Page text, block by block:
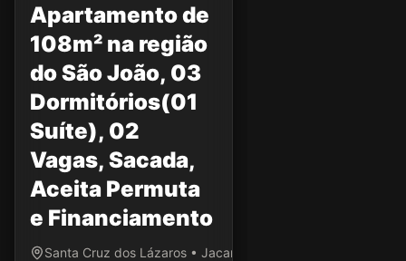
Apartamento de
108m² na região
do São João, 03
Dormitórios(01
Suíte), 02
Vagas, Sacada,
Aceita Permuta
e Financiamento
Santa Cruz dos Lázaros • Jacareí/SP